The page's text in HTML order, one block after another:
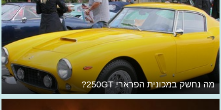
מה נחשק במכונית הפרארי 250GT?